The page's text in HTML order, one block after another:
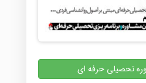
تحصیلی حرفه ای